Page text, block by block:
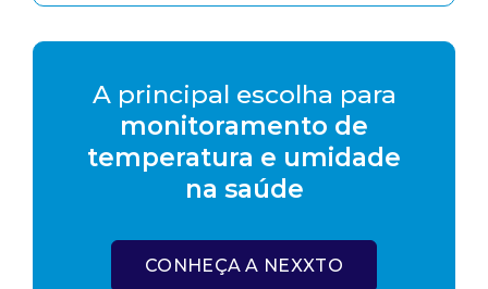
A principal escolha para
monitoramento de
temperatura e umidade
na saúde
CONHEÇA A NEXXTO